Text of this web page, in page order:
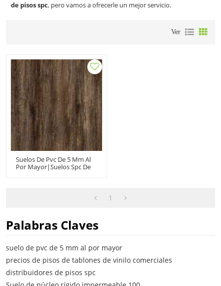
de pisos spc, pero vamos a ofrecerle un mejor servicio.
Ver
Suelos De Pvc De 5 Mm Al
Por Mayor|suelos Spc De
1
Palabras Claves
suelo de pvc de 5 mm al por mayor
precios de pisos de tablones de vinilo comerciales
distribuidores de pisos spc